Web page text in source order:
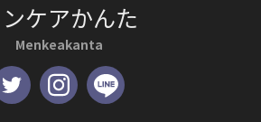
ケアかんた
Menkeakanta